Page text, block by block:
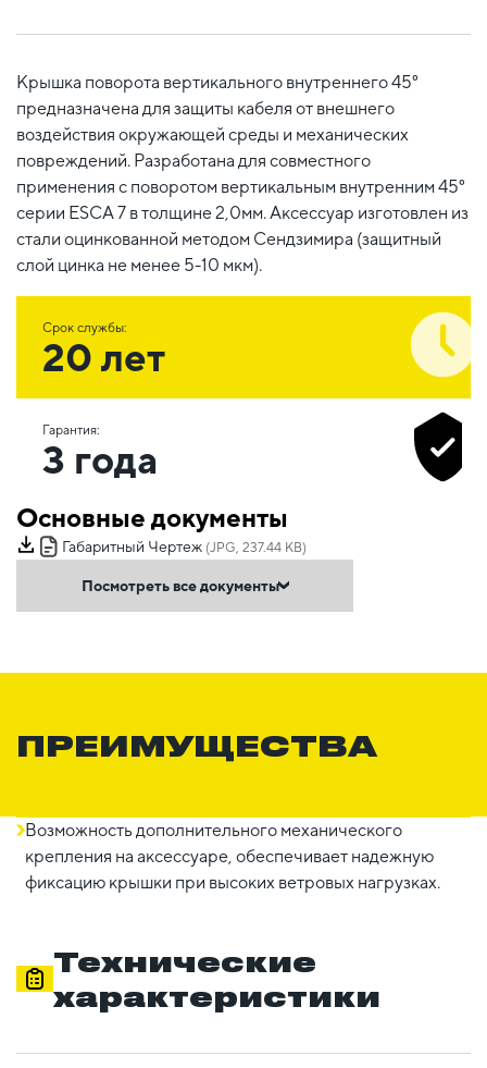
Крышка поворота вертикального внутреннего 45°
предназначена для защиты кабеля от внешнего
воздействия окружающей среды и механических
повреждений. Разработана для совместного
применения с поворотом вертикальным внутренним 45°
серии ESCA 7 в толщине 2,0мм. Аксессуар изготовлен из
стали оцинкованной методом Сендзимира (защитный
слой цинка не менее 5-10 мкм).
Срок службы:
20 лет
Гарантия:
3 года
Основные документы
Габаритный Чертеж (JPG, 237.44 KB)
Посмотреть все документы
ПРЕИМУЩЕСТВА
Возможность дополнительного механического
крепления на аксессуаре, обеспечивает надежную
фиксацию крышки при высоких ветровых нагрузках.
Технические
характеристики